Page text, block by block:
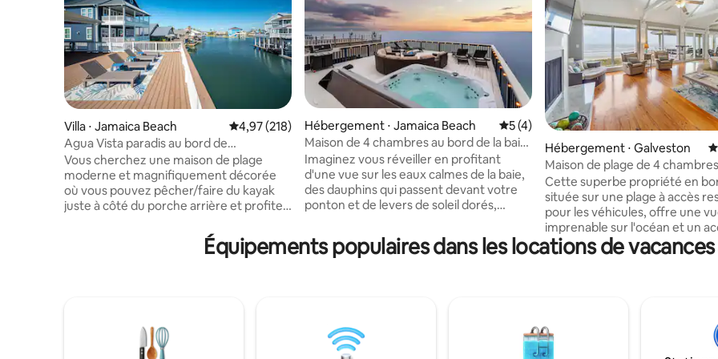
Villa ⋅ Jamaica Beach Évaluation moyenne sur la base de 218 commentaires : 4,97 sur 5
4,97 (218)
Agua Vista paradis au bord de
l'eau/jacuzzi/poisson/kayaks
Vous cherchez une maison de plage
moderne et magnifiquement décorée
où vous pouvez pêcher/faire du kayak
juste à côté du porche arrière et profiter
plusieurs terrasses privées ? Vous l'avez
trouvé ! Bienvenue à Agua Vista
espace salon/cuisine, des téléviseurs
connectés dans chaque chambre, une
Hébergement ⋅ Jamaica Beach Évaluation moyenne sur la base de 4
5 (4)
Maison de 4 chambres au bord de la baie
| Quai + jacuzzi | Capacité d'accueil de
12 personnes
Imaginez vous réveiller en profitant
d'une vue sur les eaux calmes de la baie,
des dauphins qui passent devant votre
ponton et de levers de soleil dorés,
Bienvenue à Bayside Way, une maison de
vacances en bord de baie récemment
navigation de plaisance, des moments en
famille ou une escapade au calme, ce
Hébergement ⋅ Galveston
Maison de plage de 4
de mer
Cette superbe propriété en
située sur une plage à accès
pour les véhicules, offre une
imprenable sur l'océan et un
à la plage. Elle peut accueillir
10 voyageurs dans 4 chambres.
l'océan. L'étage principal
plan d'étage ouvert accueillant
coin salon, un coin repas, un
Équipements populaires dans les locations de